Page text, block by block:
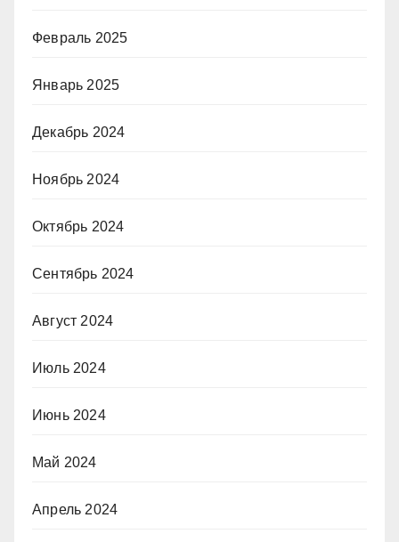
Февраль 2025
Январь 2025
Декабрь 2024
Ноябрь 2024
Октябрь 2024
Сентябрь 2024
Август 2024
Июль 2024
Июнь 2024
Май 2024
Апрель 2024